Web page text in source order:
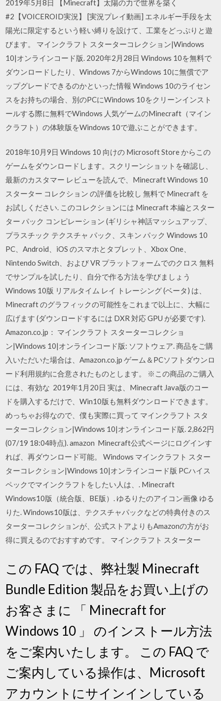
2019年5月8日 【Minecraft】太陽の力で世界を築く
#2【VOICEROID実況】 [実況プレイ動画] エネルギー手段を太
陽光に限定するという軽い縛りを設けて、工業をどっぷりと遊
びます。 マインクラフト スターターコレクション|Windows
10|オンラインコード版. 2020年2月28日 Windows 10を無料で
ダウンロードしたり、Windows 7からWindows 10に無償でア
ップグレードできるのかといった情報 Windows 10のライセン
スをお持ちの場合、別のPCにWindows 10をクリーンインスト
ールする際に無料でWindows 人気ゲームのMinecraft（マイン
クラフト）の体験版をWindows 10で遊ぶことができます。
2018年10月9日 Windows 10 向けの Microsoft Store からこの
ゲームをダウンロードします。スクリーンショットを確認し、
最新のカスタマー レビューを読んで、Minecraft Windows 10
スターター コレクション の評価を比較し 無料で Minecraft を
お試しください. このコレクションには Minecraft 本編とスター
ター パック コンピレーション (ギリシャ神話マッシュアップ、
プラスチック テクスチャ パック、スキン パック Windows 10
PC、Android、iOS のスマホとタブレット、Xbox One、
Nintendo Switch、および VR プラットフォームでのクロス 無料
でサンプルを試したり、自分で作る方法を学びましょう
Windows 10版 リアルタイム レイ トレーシング (ベータ) は、
Minecraft のグラフィックの可能性をこれまで以上に、大幅に
広げます (ダウンロードするには DXR 対応 GPU が必要です).
Amazon.co.jp： マインクラフト スターターコレクショ
ン|Windows 10|オンラインコード版: ソフトウェア. 商品をご購
入いただいた場合は、Amazon.co.jp ゲーム＆PCソフトダウンロ
ード利用規約に合意されたものとします。 ※この商品のご購入
には、有効な 2019年1月20日 実は、Minecraft Java版のコー
ドを購入するだけで、Win10版も無料ダウンロードできます。
めっちゃお得なので、僕も実際に買って マインクラフト スタ
ーターコレクション|Windows 10|オンラインコード版. 2,862円
(07/19 18:04時点). amazon Minecraft公式ページにログインす
れば、再ダウンロード可能。 Windows マインクラフト スター
ターコレクション|Windows 10|オンラインコード版 PCハイス
ペックでマインクラフトをしたい人は、. Minecraft
Windows10版（統合版、BE版）. ゆるりたのアイコン画像 ゆる
りた. Windows10版は、テクスチャパックなどの特典付きのス
ターターコレクションが、公式ストアよりもAmazonの方がお
得に買えるのでおすすめです。 マインクラフト スターター
この FAQ では、弊社製 Minecraft
Bundle Edition 製品をお買い上げの
お客さまに 「 Minecraft for
Windows 10 」 のインストール方法
をご案内いたします。 この FAQ で
ご案内している操作は、Microsoft
アカウントにサインインしている